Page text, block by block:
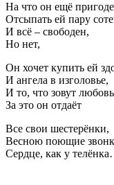
На что он ещё
Отсыпать ей пару
И всё – свободен,
Но нет,
Он хочет купить ей
И ангела в изголовье,
И то, что зовут
За это он отдаёт
Все свои шестерёнки,
Весною поющие
Сердце, как у